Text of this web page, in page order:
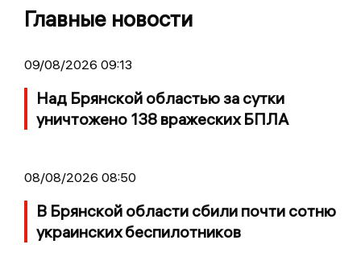
Главные новости
09/08/2026 09:13
Над Брянской областью за сутки
уничтожено 138 вражеских БПЛА
08/08/2026 08:50
В Брянской области сбили почти сотню
украинских беспилотников